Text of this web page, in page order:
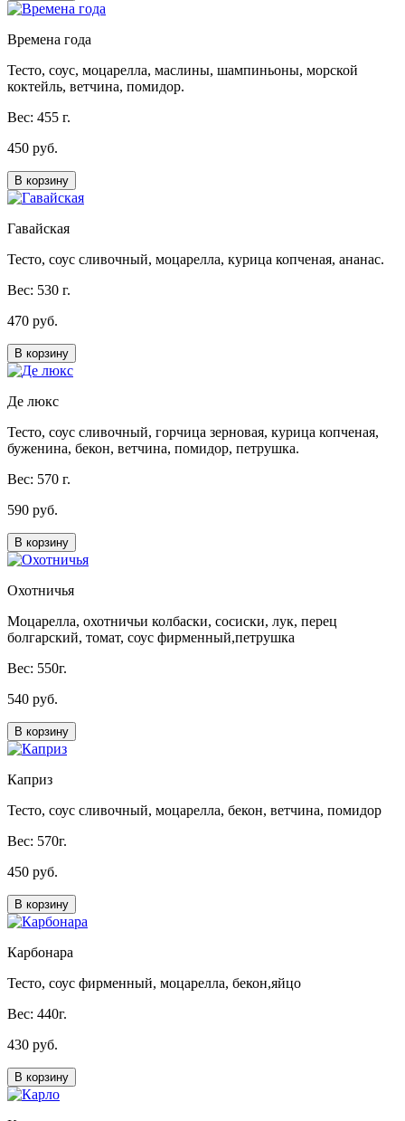
Времена года
Тесто, соус, моцарелла, маслины, шампиньоны, морской
коктейль, ветчина, помидор.
Вес: 455 г.
450 руб.
В корзину
Гавайская
Тесто, соус сливочный, моцарелла, курица копченая, ананас.
Вес: 530 г.
470 руб.
В корзину
Де люкс
Тесто, соус сливочный, горчица зерновая, курица копченая,
буженина, бекон, ветчина, помидор, петрушка.
Вес: 570 г.
590 руб.
В корзину
Охотничья
Моцарелла, охотничьи колбаски, сосиски, лук, перец
болгарский, томат, соус фирменный,петрушка
Вес: 550г.
540 руб.
В корзину
Каприз
Тесто, соус сливочный, моцарелла, бекон, ветчина, помидор
Вес: 570г.
450 руб.
В корзину
Карбонара
Тесто, соус фирменный, моцарелла, бекон,яйцо
Вес: 440г.
430 руб.
В корзину